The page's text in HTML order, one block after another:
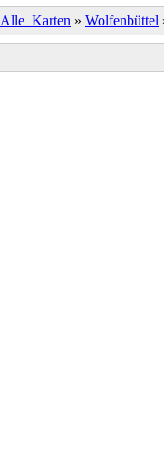
Alle_Karten » Wolfenbüttel